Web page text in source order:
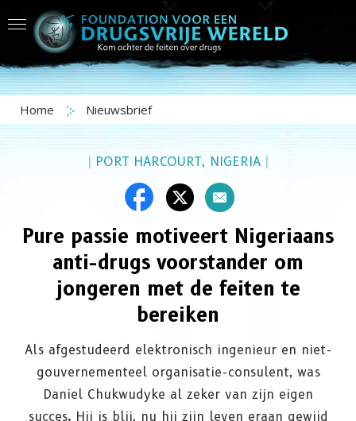
Home Nieuwsbrief
| PORT HARCOURT, NIGERIA |
Pure passie motiveert Nigeriaans
anti-drugs voorstander om
jongeren met de feiten te
bereiken
Als afgestudeerd elektronisch ingenieur en niet-
gouvernementeel organisatie-consulent, was
Daniel Chukwudyke al zeker van zijn eigen
succes. Hij is blij, nu hij zijn leven eraan gewijd